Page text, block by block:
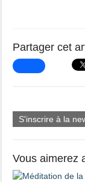
Partager cet
S'inscrire à la
Vous aimerez